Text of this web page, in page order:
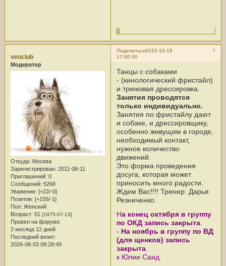
0
Поделиться 4
2015-10-19
17:00:30
veoclub
Модератор
Откуда: Москва
Зарегистрирован: 2011-08-11
Приглашений: 0
Сообщений: 5268
Уважение: [+22/-0]
Позитив: [+155/-1]
Пол: Женский
Возраст: 51 [1975-07-13]
Провел на форуме:
2 месяца 12 дней
Последний визит:
2026-08-03 08:29:49
Танцы с собаками
- (кинологический фристайл)
и трюковая дрессировка.
Занятия проводятся
только индивидуально.
Занятия по фристайлу дают
и собаке, и дрессировщику,
особенно живущим в городе,
необходимый контакт,
нужное количество
движений.
Это форма проведения
досуга, которая может
приносить много радости.
Ждем Вас!!!! Тренер: Дарья
Резниченко.
На конец октября в группу
по ОКД запись закрыта.
- На ноябрь в группу по ВД
(для щенков) запись
закрыта.
к Юлии Саид.